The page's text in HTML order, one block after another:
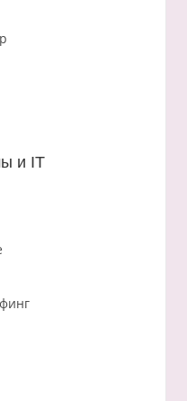
и IT